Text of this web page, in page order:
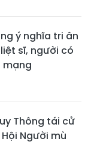
ý nghĩa tri ân
sĩ, người có
mạng
Thông tái cử
Người mù